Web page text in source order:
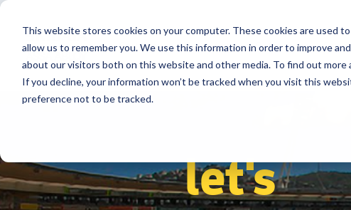
This website stores cookies on your computer. These cookies are used
allow us to remember you. We use this information in order to improve
about our visitors both on this website and other media. To find out more
If you decline, your information won’t be tracked when you visit this
preference not to be tracked.
Secteurs Solutions Références
let's